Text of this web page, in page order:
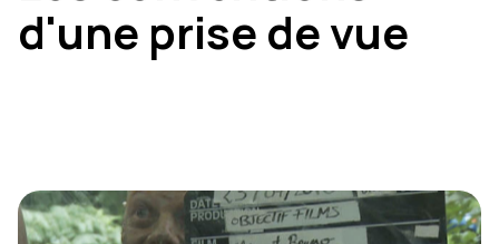
d'une prise de vue